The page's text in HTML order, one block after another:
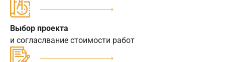
Выбор проекта
и согласлвание стоимости работ